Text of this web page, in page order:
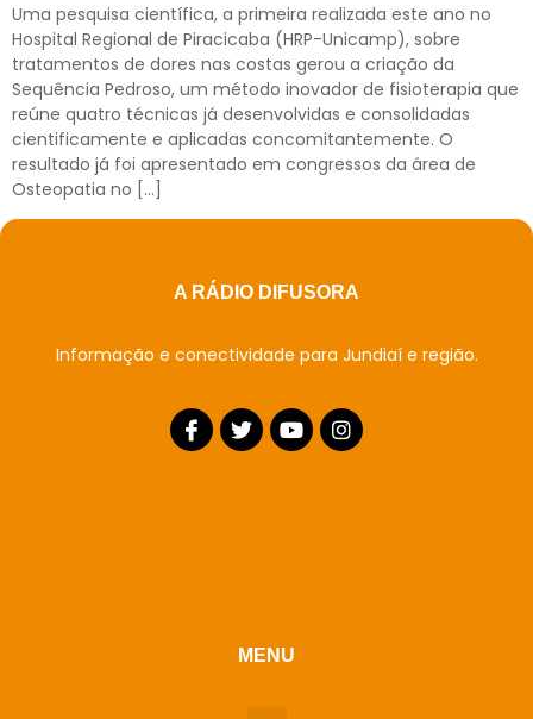
Uma pesquisa científica, a primeira realizada este ano no
Hospital Regional de Piracicaba (HRP-Unicamp), sobre
tratamentos de dores nas costas gerou a criação da
Sequência Pedroso, um método inovador de fisioterapia que
reúne quatro técnicas já desenvolvidas e consolidadas
cientificamente e aplicadas concomitantemente. O
resultado já foi apresentado em congressos da área de
Osteopatia no […]
A RÁDIO DIFUSORA
Informação e conectividade para Jundiaí e região.
MENU